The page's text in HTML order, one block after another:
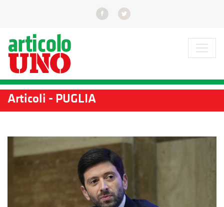
Articoli - PUGLIA